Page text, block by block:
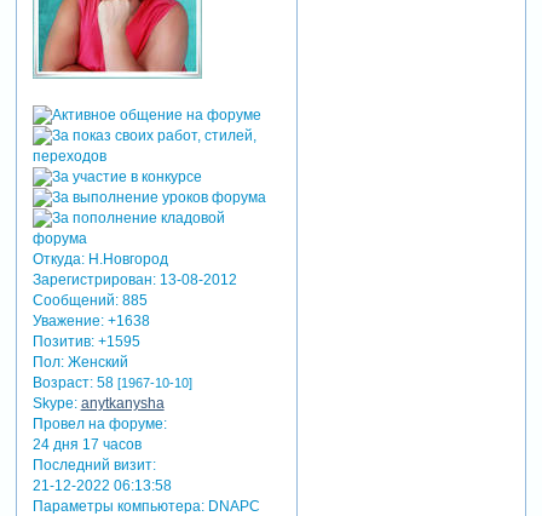
Откуда:Н.Новгород
Зарегистрирован: 13-08-2012
Сообщений:885
Уважение: +1638
Позитив: +1595
Пол:Женский
Возраст:58 [1967-10-10]
Skype: anytkanysha
Провел на форуме:
24 дня 17 часов
Последний визит:
21-12-2022 06:13:58
Параметры компьютера:DNAPC